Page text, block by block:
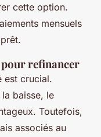
cette option.
mensuels
refinancer
est crucial.
la baisse, le
Toutefois,
associés au